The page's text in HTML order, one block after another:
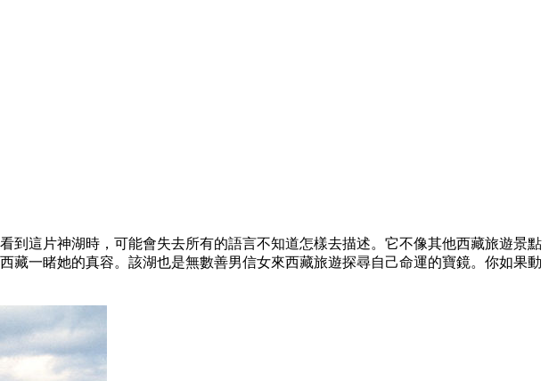
這片神湖時，可能會失去所有的語言不知道怎樣去描述。它不像其他西藏旅遊景點
一睹她的真容。該湖也是無數善男信女來西藏旅遊探尋自己命運的寶鏡。你如果動